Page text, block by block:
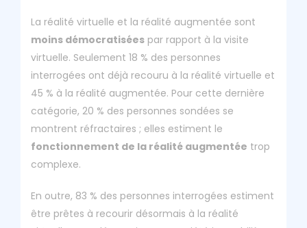
La réalité virtuelle et la réalité augmentée sont
moins démocratisées par rapport à la visite
virtuelle. Seulement 18 % des personnes
interrogées ont déjà recouru à la réalité virtuelle et
45 % à la réalité augmentée. Pour cette dernière
catégorie, 20 % des personnes sondées se
montrent réfractaires ; elles estiment le
fonctionnement de la réalité augmentée trop
complexe.
En outre, 83 % des personnes interrogées estiment
être prêtes à recourir désormais à la réalité